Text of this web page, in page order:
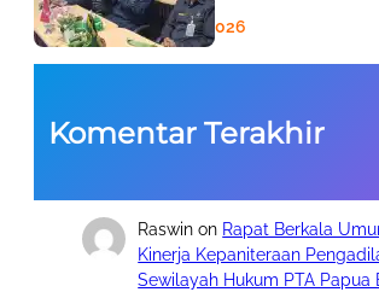
5 August 2026
Komentar Terakhir
Raswin on Rapat Berkala
Kinerja Kepaniteraan
Sewilayah Hukum PTA Papua